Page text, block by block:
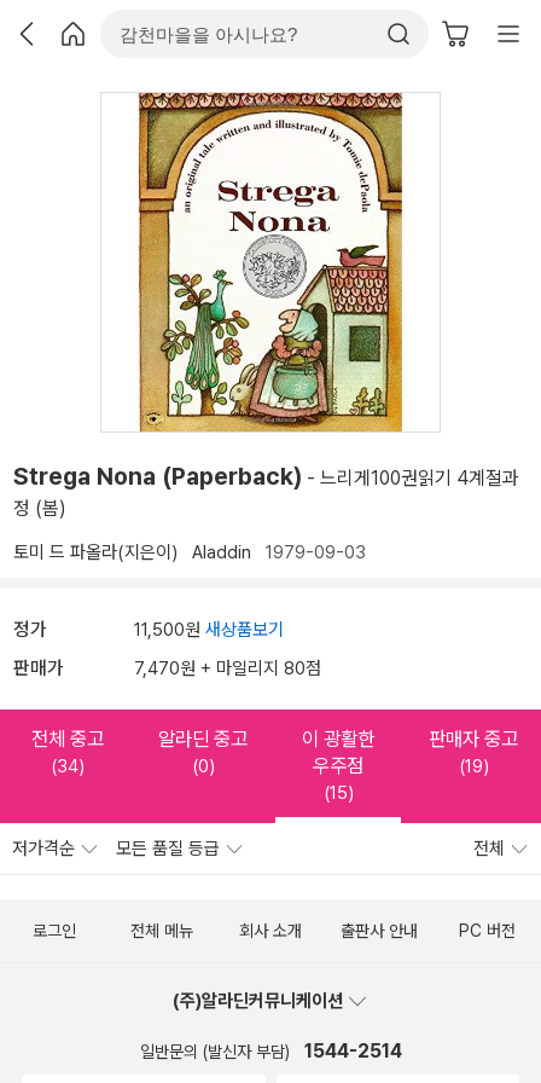
Strega Nona (Paperback) - 느리게100권읽기 4계절과
정 (봄)
토미 드 파올라(지은이) Aladdin 1979-09-03
정가 11,500원 새상품보기
판매가 7,470원 + 마일리지 80점
전체 중고
(34)
알라딘 중고
(0)
이 광활한
우주점
(15)
판매자 중고
(19)
저가격순 모든 품질 등급 전체
로그인 전체 메뉴 회사 소개 출판사 안내 PC 버전
(주)알라딘커뮤니케이션
일반문의 (발신자 부담) 1544-2514